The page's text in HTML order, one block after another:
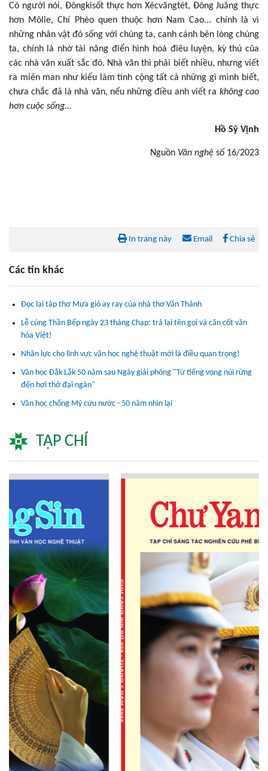
Có người nói, Đôngkisốt thực hơn Xécvăngtét, Đông Juăng thực
hơn Môlie, Chí Phèo quen thuộc hơn Nam Cao... chính là vì
những nhân vật đó sống với chúng ta, canh cánh bên lòng chúng
ta, chính là nhờ tài năng điển hình hoá điêu luyện, kỳ thú của
các nhà văn xuất sắc đó. Nhà văn thì phải biết nhiều, nhưng viết
ra miên man như kiểu làm tính cộng tất cả những gì mình biết,
chưa chắc đã là nhà văn, nếu những điều anh viết ra không cao
hơn cuộc sống…
Hồ Sỹ Vịnh
Nguồn Văn nghệ số 16/2023
In trang này Email Chia sẻ
Các tin khác
Đọc lại tập thơ Mưa gió ay ray của nhà thơ Văn Thảnh
Lễ cúng Thần Bếp ngày 23 tháng Chạp: trả lại tên gọi và căn cốt văn
hóa Việt!
Nhân lực cho lĩnh vực văn học nghệ thuật mới là điều quan trọng!
Văn học Đắk Lắk 50 năm sau Ngày giải phóng "Từ tiếng vọng núi rừng
đến hơi thở đại ngàn"
Văn học chống Mỹ cứu nước - 50 năm nhìn lại
TẠP CHÍ